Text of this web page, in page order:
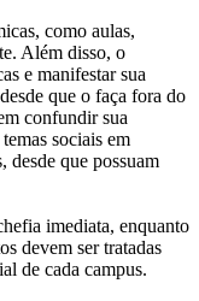
como aulas,
Além disso, o
e manifestar sua
que o faça fora do
confundir sua
sociais em
desde que possuam
imediata, enquanto
devem ser tratadas
de cada campus.